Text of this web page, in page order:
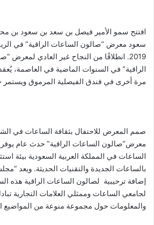
ب
ر
ي
د
ا
ر
و
افتتح سمو الأمير فيصل بن سعد بن سعود بن
2019. انطلاقًا من النجاح غير العادي لمعرض
الراقية” في السنوات الماضية في العاصمة،
مرة أخرى في فندق الفيصلية المرموق ويستمر حتى 18
صمم المعرض للاحتفال بثقافة الساعات في
معرض”صالون الساعات الراقية” حدث عام
الساعات في المملكة العربية السعودية بيئة
بالساعات الجديدة والتقنيات الحديثة. ويعد
إضافة ترحيبية لصالون الساعات الراقية هذه
لجامعي الساعات وممثلي العلامات التجارية
والمعلومات حول مجموعة منوعة من المواضيع